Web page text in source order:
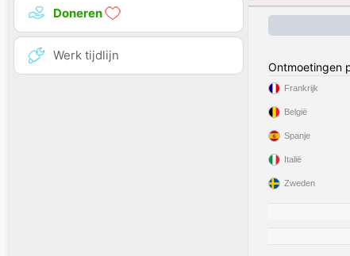
Doneren
Werk tijdlijn
Ontmoetingen
Frankrijk
België
Spanje
Italië
Zweden